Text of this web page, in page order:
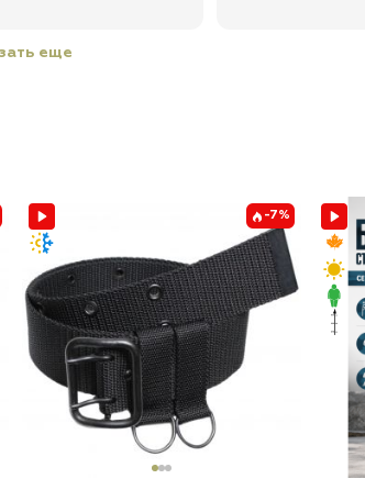
Показать еще
-7%